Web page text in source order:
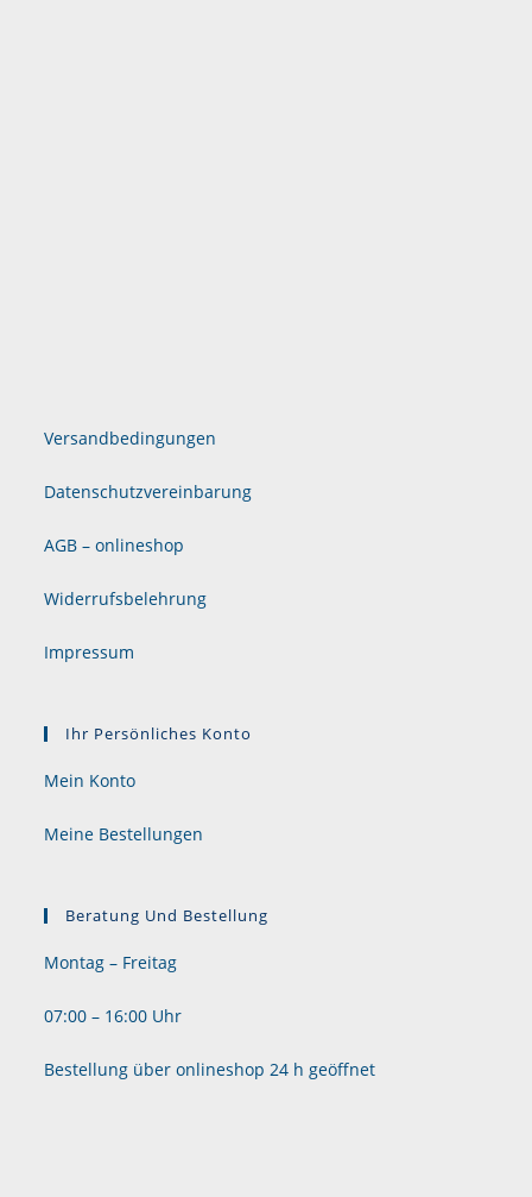
Versandbedingungen
Datenschutzvereinbarung
AGB – onlineshop
Widerrufsbelehrung
Impressum
Ihr Persönliches Konto
Mein Konto
Meine Bestellungen
Beratung Und Bestellung
Montag – Freitag
07:00 – 16:00 Uhr
Bestellung über onlineshop 24 h geöffnet